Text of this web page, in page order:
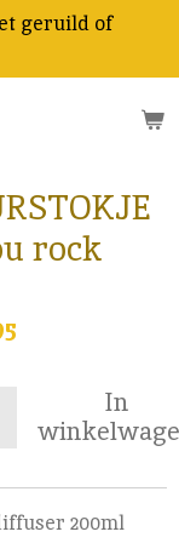
geruild of
rock
In
200ml